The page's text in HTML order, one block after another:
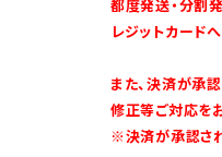
都度発送・分割
レジットカード
また、決済が承
修正等ご対応を
※決済が承認さ